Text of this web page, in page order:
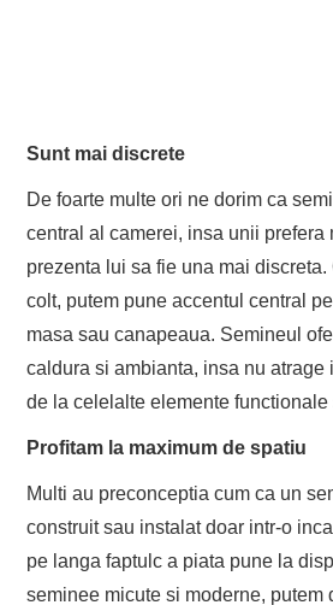
Sunt mai discrete
De foarte multe ori ne dorim ca
central al camerei, insa unii prefera
prezenta lui sa fie una mai
colt, putem pune accentul central
masa sau canapeaua. Semineul
caldura si ambianta, insa nu atrage
de la celelalte elemente functionale
Profitam la maximum de spatiu
Multi au preconceptia cum ca un
construit sau instalat doar intr-o
pe langa faptulc a piata pune la
seminee micute si moderne, putem